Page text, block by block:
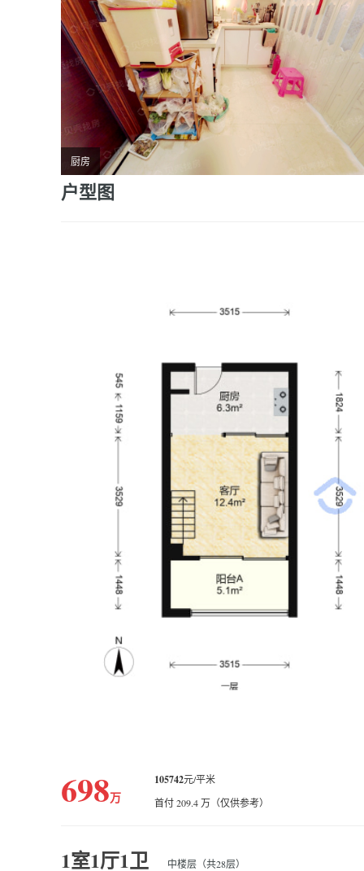
厨房
户型图
698万
105742元/平米
首付 209.4 万（仅供参考）
1室1厅1卫 中楼层（共28层）